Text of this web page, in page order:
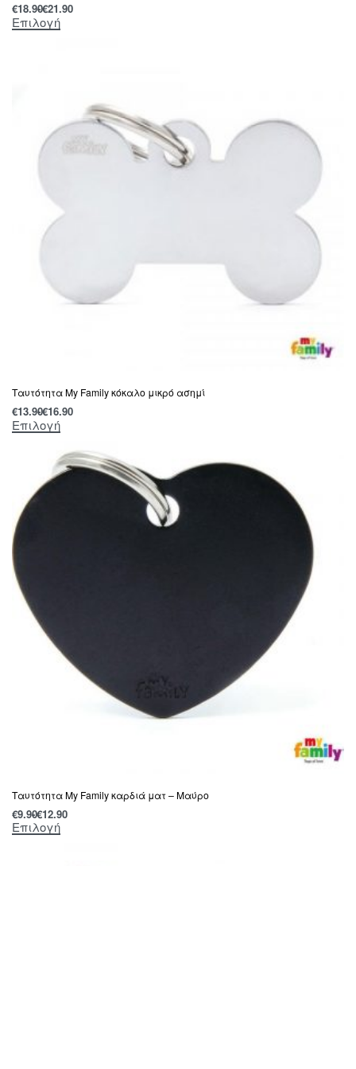
€18.90€21.90
Επιλογή
Tαυτότητα Μy Family κόκαλο μικρό ασημί
€13.90€16.90
Επιλογή
Ταυτότητα My Family καρδιά ματ – Μαύρο
€9.90€12.90
Επιλογή